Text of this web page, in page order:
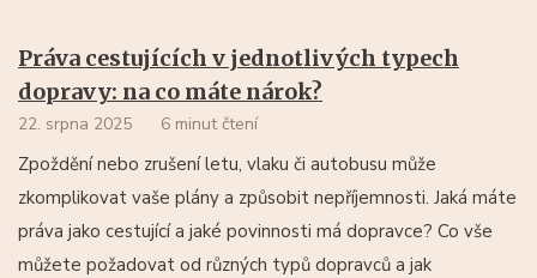
Práva cestujících v jednotlivých typech
dopravy: na co máte nárok?
22. srpna 2025 6 minut čtení
Zpoždění nebo zrušení letu, vlaku či autobusu může
zkomplikovat vaše plány a způsobit nepříjemnosti. Jaká máte
práva jako cestující a jaké povinnosti má dopravce? Co vše
můžete požadovat od různých typů dopravců a jak